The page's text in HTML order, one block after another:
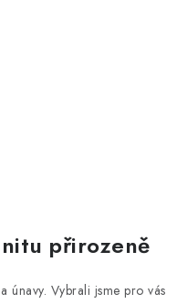
přirozeně
únavy. Vybrali jsme pro vás